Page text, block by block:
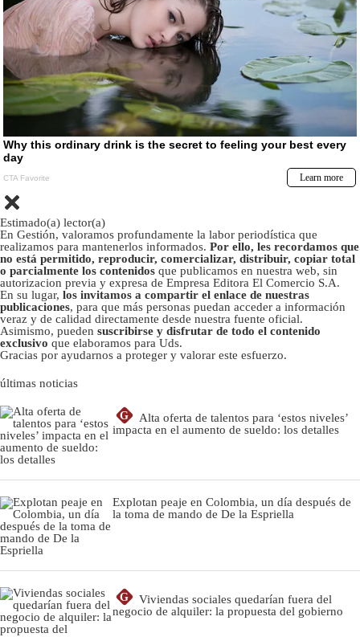
Estimado(a) lector(a)
En Gestión, valoramos profundamente la labor periodística que
realizamos para mantenerlos informados. Por ello, les recordamos que
no está permitido, reproducir, comercializar, distribuir, copiar total
o parcialmente los contenidos que publicamos en nuestra web, sin
autorizacion previa y expresa de Empresa Editora El Comercio S.A.
En su lugar, los invitamos a compartir el enlace de nuestras
publicaciones, para que más personas puedan acceder a información
veraz y de calidad directamente desde nuestra fuente oficial.
Asimismo, pueden suscribirse y disfrutar de todo el contenido
exclusivo que elaboramos para Uds.
Gracias por ayudarnos a proteger y valorar este esfuerzo.
últimas noticias
G
Alta oferta de talentos para ‘estos niveles’
impacta en el aumento de sueldo: los detalles
Explotan peaje en Colombia, un día después de
la toma de mando de De la Espriella
G
Viviendas sociales quedarían fuera del
negocio de alquiler: la propuesta del gobierno